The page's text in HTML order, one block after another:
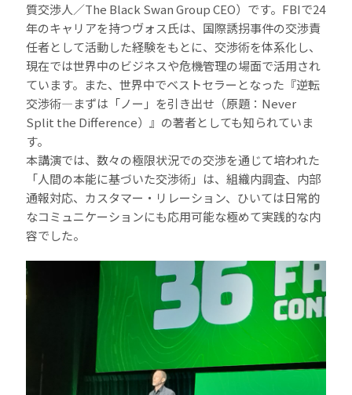
質交渉人／The Black Swan Group CEO）です。FBIで24
年のキャリアを持つヴォス氏は、国際誘拐事件の交渉責
任者として活動した経験をもとに、交渉術を体系化し、
現在では世界中のビジネスや危機管理の場面で活用され
ています。また、世界中でベストセラーとなった『逆転
交渉術―まずは「ノー」を引き出せ（原題：Never
Split the Difference）』の著者としても知られていま
す。
本講演では、数々の極限状況での交渉を通じて培われた
「人間の本能に基づいた交渉術」は、組織内調査、内部
通報対応、カスタマー・リレーション、ひいては日常的
なコミュニケーションにも応用可能な極めて実践的な内
容でした。